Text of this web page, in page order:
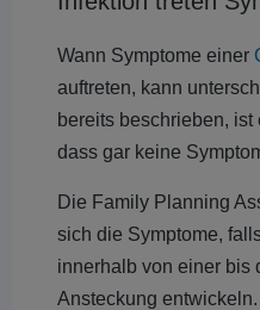
Wann Symptome einer
auftreten, kann
bereits beschrieben,
dass gar keine
Die Family Planning
sich die Symptome,
innerhalb von einer bis
Ansteckung